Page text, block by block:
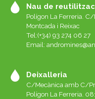
Nau de
Polígon La Ferreria.
Montcada i Reixac
Tel:(+34) 93 274 06 27
Email:
Deixalleria
C/Mecànica amb C/
Polígon La Ferreria.